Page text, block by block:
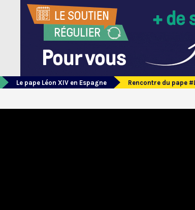
Le pape Léon XIV en Espagne Rencontre du pape